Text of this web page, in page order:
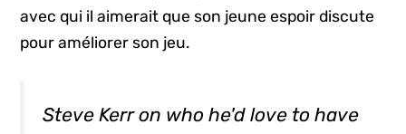
avec qui il aimerait que son jeune espoir discute
pour améliorer son jeu.
Steve Kerr on who he'd love to have